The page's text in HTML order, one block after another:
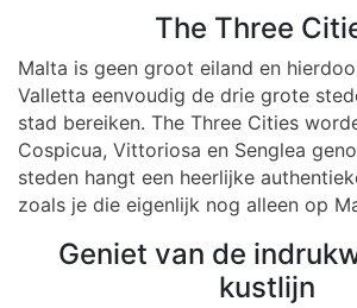
The Three
Malta is geen groot eiland en
Valletta eenvoudig de drie grote
stad bereiken. The Three Cities
Cospicua, Vittoriosa en Senglea
steden hangt een heerlijke
zoals je die eigenlijk nog alleen op
Geniet van de
kustlijn